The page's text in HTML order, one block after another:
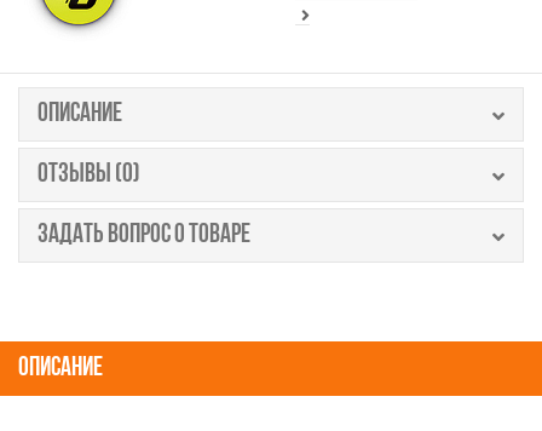
ОПИСАНИЕ
ОТЗЫВЫ (0)
ЗАДАТЬ ВОПРОС О ТОВАРЕ
ОПИСАНИЕ